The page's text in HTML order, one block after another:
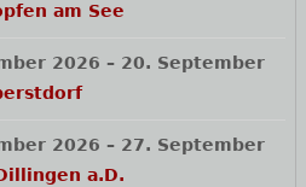
am See
2026 – 20. September
2026 – 27. September
a.D.